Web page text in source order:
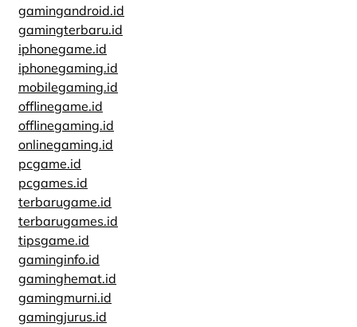
gamingandroid.id
gamingterbaru.id
iphonegame.id
iphonegaming.id
mobilegaming.id
offlinegame.id
offlinegaming.id
onlinegaming.id
pcgame.id
pcgames.id
terbarugame.id
terbarugames.id
tipsgame.id
gaminginfo.id
gaminghemat.id
gamingmurni.id
gamingjurus.id